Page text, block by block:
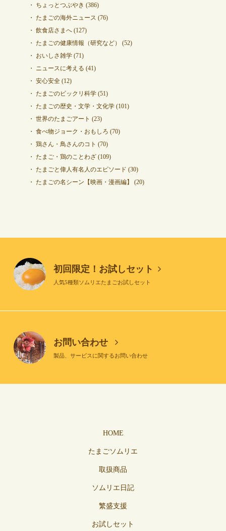
ちょっとつぶやき (386)
たまごの海外ニュース (76)
飲食店さまへ(127)
たまごの健康情報（研究など）
(52)
おいしさ雑学(71)
ニュースに考える (41)
安心安全(12)
たまごのビックリ科学(51)
たまごの歴史・文学・文化学(101)
世界のたまごアート (23)
食べ物ジョーク・おもしろ (70)
鶏さん・鳥さんのコト (70)
たまご・鶏のことわざ(109)
たまごと偉人有名人のエピソード (30)
たまごの名シーン【映画・漫画編】
(20)
初回限定！お試しセット
人気5種類ソムリエたまごお試しセット
お問い合わせ
製品、サービスに関するお問い合わせ
HOME
たまごソムリエ
取扱商品
ソムリエ日記
繁盛支援
お試しセット